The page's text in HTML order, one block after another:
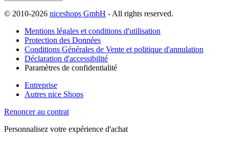
© 2010-2026 niceshops GmbH - All rights reserved.
Mentions légales et conditions d'utilisation
Protection des Données
Conditions Générales de Vente et politique d'annulation
Déclaration d'accessibilité
Paramètres de confidentialité
Entreprise
Autres nice Shops
Renoncer au contrat
Personnalisez votre expérience d'achat